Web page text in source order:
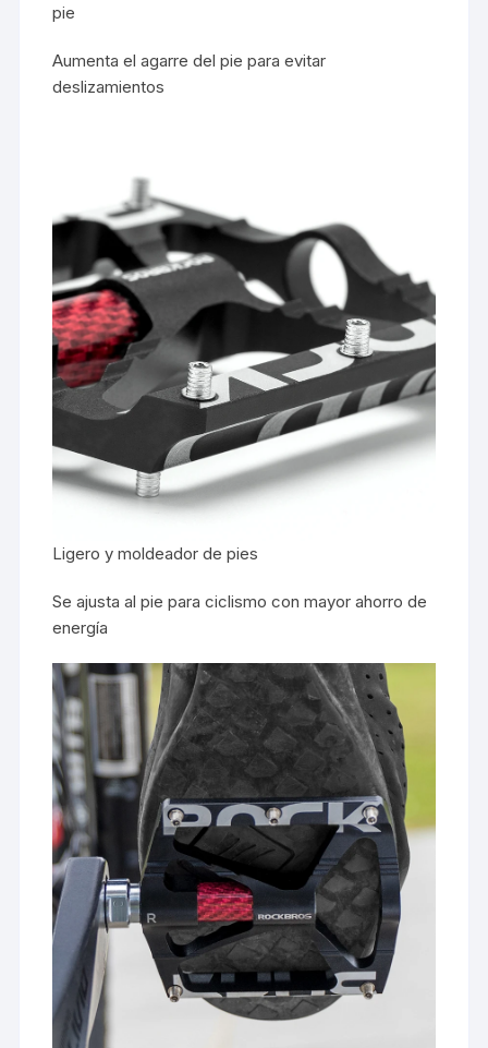
pie
Aumenta el agarre del pie para evitar
deslizamientos
Ligero y moldeador de pies
Se ajusta al pie para ciclismo con mayor ahorro de
energía